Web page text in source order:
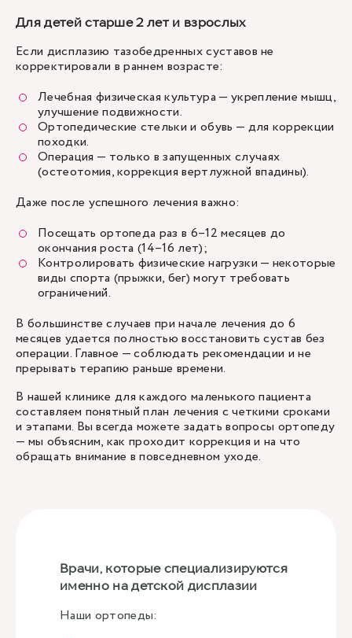
Для детей старше 2 лет и взрослых
Если дисплазию тазобедренных суставов не
корректировали в раннем возрасте:
Лечебная физическая культура — укрепление мышц,
улучшение подвижности.
Ортопедические стельки и обувь — для коррекции
походки.
Операция — только в запущенных случаях
(остеотомия, коррекция вертлужной впадины).
Даже после успешного лечения важно:
Посещать ортопеда раз в 6–12 месяцев до
окончания роста (14–16 лет);
Контролировать физические нагрузки — некоторые
виды спорта (прыжки, бег) могут требовать
ограничений.
В большинстве случаев при начале лечения до 6
месяцев удается полностью восстановить сустав без
операции. Главное — соблюдать рекомендации и не
прерывать терапию раньше времени.
В нашей клинике для каждого маленького пациента
составляем понятный план лечения с четкими сроками
и этапами. Вы всегда можете задать вопросы ортопеду
— мы объясним, как проходит коррекция и на что
обращать внимание в повседневном уходе.
Врачи, которые специализируются
именно на детской дисплазии
Наши ортопеды: